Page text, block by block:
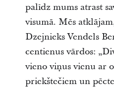
palīdz mums atrast
visumā. Mēs
Dzejnieks Vendels
centienus vārdos:
vieno viņus vienu ar
priekštečiem un